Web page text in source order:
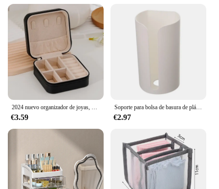
2024 nuevo organizador de joyas, caja de joyería de PU de viaje, joyero portátil de viaje, organizador de almacenamiento, soporte para pendientes, regalo
€3.59
Soporte para bolsa de basura de plástico sin clavos para colgar en la pared, caja de almacenamiento para bolsa de basura montada, contenedor de almohadilla de algodón para el hogar, cocina y baño
€2.97